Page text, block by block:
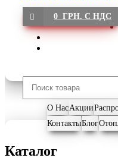
0 ГРН. С НДС
О НасАкции
КонтактыБлог
Каталог